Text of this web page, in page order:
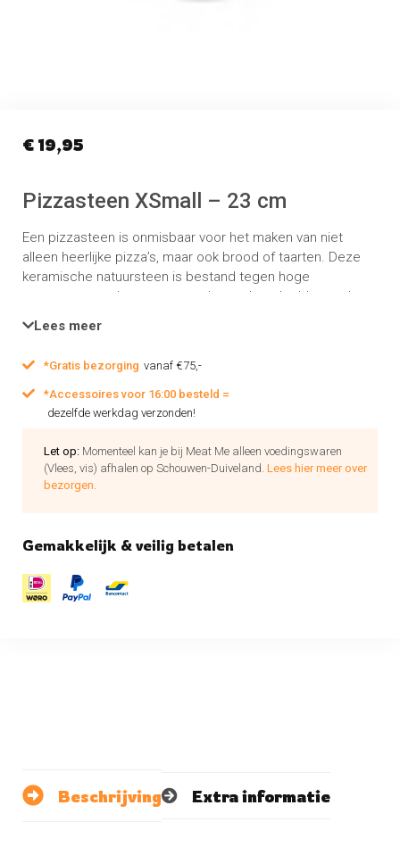
€ 19,95
Pizzasteen XSmall – 23 cm
Een pizzasteen is onmisbaar voor het maken van niet
alleen heerlijke pizza’s, maar ook brood of taarten. Deze
keramische natuursteen is bestand tegen hoge
temperaturen, de warmte wordt egaal verdeeld over de
Lees meer
*Gratis bezorging vanaf €75,-
*Accessoires voor 16:00 besteld =
dezelfde werkdag verzonden!
Let op: Momenteel kan je bij Meat Me alleen voedingswaren
(Vlees, vis) afhalen op Schouwen-Duiveland. Lees hier meer over
bezorgen.
Gemakkelijk & veilig betalen
Beschrijving Extra informatie